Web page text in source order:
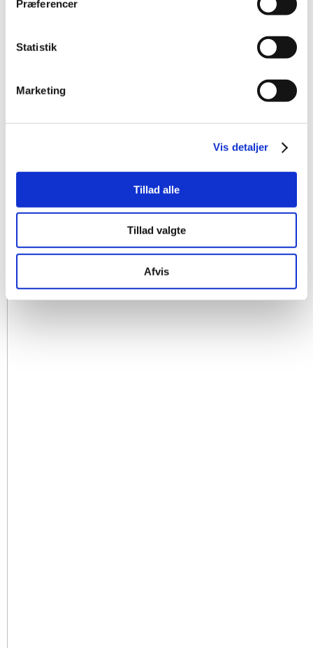
Præferencer
Statistik
Marketing
Vis detaljer
Tillad alle
Tillad valgte
Afvis